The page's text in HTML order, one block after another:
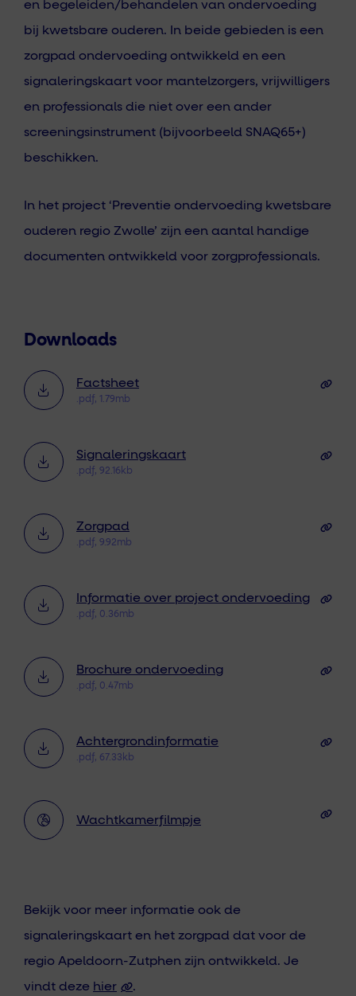
en begeleiden/behandelen van ondervoeding
bij kwetsbare ouderen. In beide gebieden is een
zorgpad ondervoeding ontwikkeld en een
signaleringskaart voor mantelzorgers, vrijwilligers
en professionals die niet over een ander
screeningsinstrument (bijvoorbeeld SNAQ65+)
beschikken.
In het project ‘Preventie ondervoeding kwetsbare
ouderen regio Zwolle’ zijn een aantal handige
documenten ontwikkeld voor zorgprofessionals.
Downloads
Factsheet
.pdf, 1.79mb
Signaleringskaart
.pdf, 92.16kb
Zorgpad
.pdf, 9.92mb
Informatie over project ondervoeding
.pdf, 0.36mb
Brochure ondervoeding
.pdf, 0.47mb
Achtergrondinformatie
.pdf, 67.33kb
Wachtkamerfilmpje
Bekijk voor meer informatie ook de
signaleringskaart en het zorgpad dat voor de
regio Apeldoorn-Zutphen zijn ontwikkeld. Je
vindt deze hier .